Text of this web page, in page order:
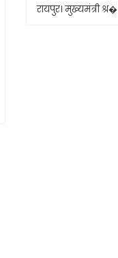
रायपुर। मुख्यमंत्री श्र�